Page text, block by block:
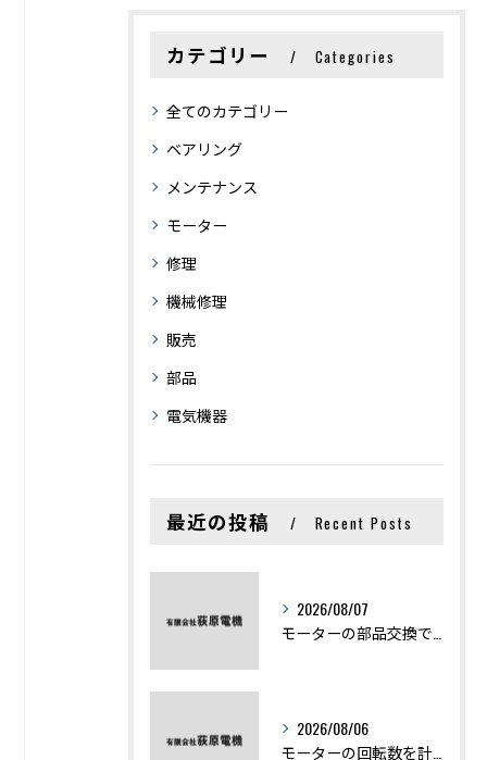
カテゴリー Categories
全てのカテゴリー
ベアリング
メンテナンス
モーター
修理
機械修理
販売
部品
電気機器
最近の投稿 Recent Posts
2026/08/07
2026/08/06